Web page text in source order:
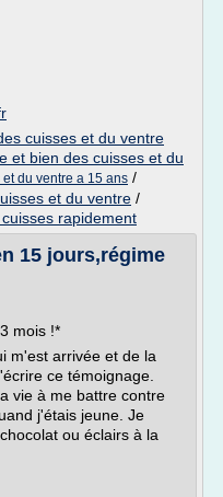
cuisses et du ventre
et bien des cuisses et du
du ventre a 15 ans /
et du ventre /
rapidement
15 jours,régime
mois !*
m'est arrivée et de la
ce témoignage.
vie à me battre contre
j'étais jeune. Je
ou éclairs à la